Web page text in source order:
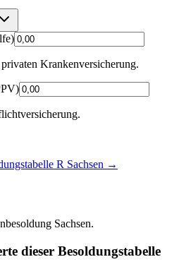
Krankenversicherung.
R Sachsen →
Sachsen.
dieser Besoldungstabelle